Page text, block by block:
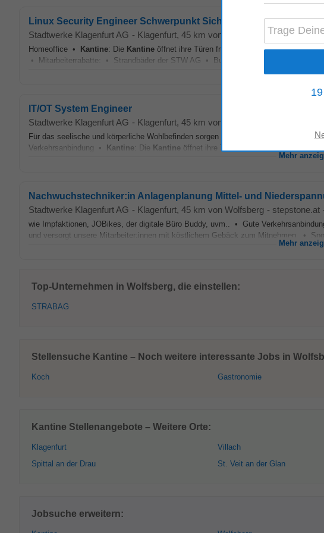
Linux Security Engineer Schwerpunkt Sicherheit, Infrastruktur
Stadtwerke Klagenfurt AG - Klagenfurt, 45 km von Wolfsberg stepstone.at
Homeoffice • Kantine: Die Kantine öffnet ihre Türen früh am Morgen und versorgt
• Mitarbeiterrabatte: • Strandbäder der STW AG • Busticket der KMG Klagenfurt
IT/OT System Engineer
Stadtwerke Klagenfurt AG - Klagenfurt, 45 km von Wolfsberg
Für das seelische und körperliche Wohlbefinden sorgen Gesundheitsangebote wie
Verkehrsanbindung • Kantine: Die Kantine öffnet ihre Türen früh am Morgen und
Mehr
Nachwuchstechniker:in Anlagenplanung Mittel- und
Stadtwerke Klagenfurt AG - Klagenfurt, 45 km von Wolfsberg - stepstone.at
wie Impfaktionen, JOBikes, der digitale Büro Buddy, uvm.. • Gute
und versorgt unsere Mitarbeiter:innen mit köstlichem Gebäck zum Mitnehmen. •
Mehr
Top-Unternehmen in Wolfsberg, die einstellen:
STRABAG
Stellensuche Kantine – Noch weitere interessante Jobs in
Koch Gastronomie
Kantine Stellenangebote – Weitere Orte:
Klagenfurt
Spittal an der Drau
Villach
St. Veit an der Glan
Jobsuche erweitern: